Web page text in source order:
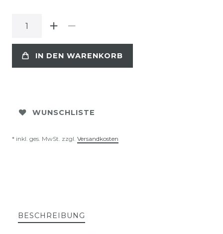
IN DEN WARENKORB
WUNSCHLISTE
* inkl. ges. MwSt. zzgl. Versandkosten
BESCHREIBUNG